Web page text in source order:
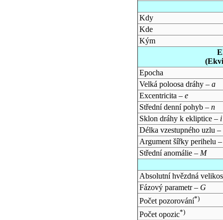
Kdy
Kde
Kým
Epocha
Velká poloosa dráhy – a
Excentricita – e
Střední denní pohyb – n
Sklon dráhy k ekliptice – i
Délka vzestupného uzlu –
Argument šířky perihelu
Střední anomálie – M
Absolutní hvězdná
Fázový parametr – G
Počet pozorování*)
Počet opozic*)